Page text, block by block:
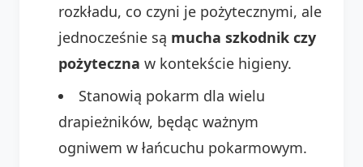
rozkładu, co czyni je pożytecznymi, ale
jednocześnie są mucha szkodnik czy
pożyteczna w kontekście higieny.
Stanowią pokarm dla wielu
drapieżników, będąc ważnym
ogniwem w łańcuchu pokarmowym.